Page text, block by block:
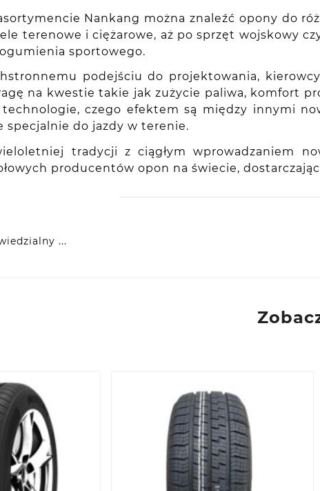
Nankang można znaleźć opony do
terenowe i ciężarowe, aż po sprzęt wojskowy
sportowego.
podejściu do projektowania,
na kwestie takie jak zużycie paliwa, komfort
czego efektem są między innymi
specjalnie do jazdy w terenie.
tradycji z ciągłym wprowadzaniem
producentów opon na świecie,
...